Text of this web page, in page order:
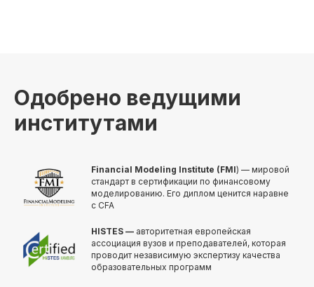
Одобрено ведущими
институтами
Financial Modeling Institute (FMI) — мировой
стандарт в сертификации по финансовому
моделированию. Его диплом ценится наравне
с CFA
HISTES — авторитетная европейская
ассоциация вузов и преподавателей, которая
проводит независимую экспертизу качества
образовательных программ
Получить полную
программу курса
в PDF или попробовать
48 часов бесплатного
демо-доступа
ко всему курсу